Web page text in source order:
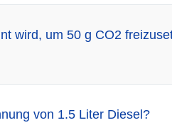
wird, um 50 g CO2
von 1.5 Liter Diesel?